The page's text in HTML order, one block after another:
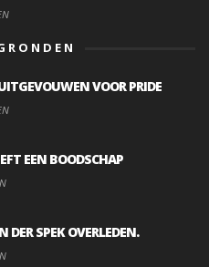
VOOR PRIDE
EEN BOODSCHAP
DER SPEK OVERLEDEN.